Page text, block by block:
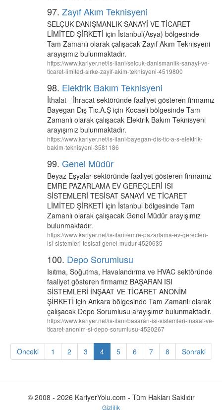
97. Zayıf Akım Teknisyeni
SELÇUK DANIŞMANLIK SANAYİ VE TİCARET
LİMİTED ŞİRKETİ için İstanbul(Asya) bölgesinde
Tam Zamanlı olarak çalışacak Zayıf Akım Teknisyeni
arayışımız bulunmaktadır.
https://www.kariyer.net/is-ilani/selcuk-danismanlik-sanayi-ve-
ticaret-limited-sirke-zayif-akim-teknisyeni-4519800
98. Elektrik Bakım Teknisyeni
İthalat - İhracat sektöründe faaliyet gösteren firmamız
Bayegan Dış Tic.A.Ş için Kocaeli bölgesinde Tam
Zamanlı olarak çalışacak Elektrik Bakım Teknisyeni
arayışımız bulunmaktadır.
https://www.kariyer.net/is-ilani/bayegan-dis-tic-a-s-elektrik-
bakim-teknisyeni-3581186
99. Genel Müdür
Beyaz Eşyalar sektöründe faaliyet gösteren firmamız
EMRE PAZARLAMA EV GEREÇLERİ ISI
SİSTEMLERİ TESİSAT SANAYİ VE TİCARET
LİMİTED ŞİRKETİ için İstanbul bölgesinde Tam
Zamanlı olarak çalışacak Genel Müdür arayışımız
bulunmaktadır.
https://www.kariyer.net/is-ilani/emre-pazarlama-ev-gerecleri-
isi-sistemleri-tesisat-genel-mudur-4520635
100. Depo Sorumlusu
Isıtma, Soğutma, Havalandırma ve HVAC sektöründe
faaliyet gösteren firmamız BAŞARAN ISI
SİSTEMLERİ İNŞAAT VE TİCARET ANONİM
ŞİRKETİ için Ankara bölgesinde Tam Zamanlı olarak
çalışacak Depo Sorumlusu arayışımız bulunmaktadır.
https://www.kariyer.net/is-ilani/basaran-isi-sistemleri-insaat-ve-
ticaret-anonim-si-depo-sorumlusu-4520267
Önceki 1 2 3 4 5 6 7 8 Sonraki
© 2008 - 2026 KariyerYolu.com - Tüm Hakları Saklıdır
Gizlilik